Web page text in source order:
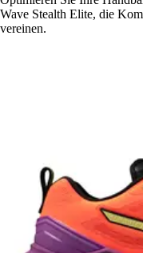
Wave Stealth Elite, die
vereinen.